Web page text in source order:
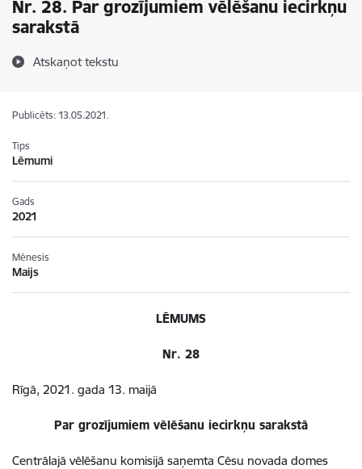
Nr. 28. Par grozījumiem vēlēšanu iecirkņu
sarakstā
Atskaņot tekstu
Publicēts: 13.05.2021.
Tips
Lēmumi
Gads
2021
Mēnesis
Maijs
LĒMUMS
Nr. 28
Rīgā, 2021. gada 13. maijā
Par grozījumiem vēlēšanu iecirkņu sarakstā
Centrālajā vēlēšanu komisijā saņemta Cēsu novada domes